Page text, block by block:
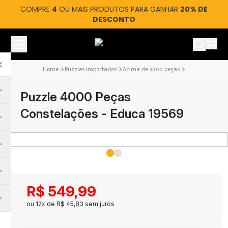
COMPRE 4 OU MAIS PRODUTOS PARA GANHAR 20% DE
DESCONTO
Ver
Puzzles Importados Acima de 3000 peças
Puzzle 4000 Peças
Constelações - Educa 19569
R$ 549,99
ou 12x de R$ 45,83 sem juros